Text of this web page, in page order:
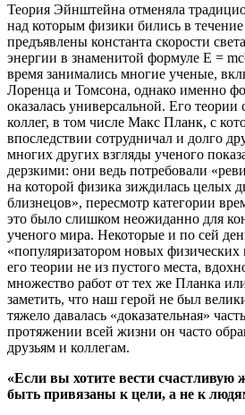
Теория Эйнштейна отменяла
над которым физики бились в
предъявлены константа скорости
энергии в знаменитой формуле E =
время занимались многие ученые,
Лоренца и Томсона, однако именно
оказалась универсальной. Его теории
коллег, в том числе Макс Планк, с
впоследствии сотрудничал и долго
многих других взгляды ученого
дерзкими: они ведь потребовали
на которой физика зиждилась целых
близнецов», пересмотр категории
это было слишком неожиданно для
ученого мира. Некоторые и по сей
«популяризатором новых физических
его теории не из пустого места,
множество работ от тех же Планка
заметить, что наш герой не был
тяжело давалась «доказательная»
протяжении всей жизни он часто
друзьям и коллегам.
«Если вы хотите вести
быть привязаны к цели, а не к